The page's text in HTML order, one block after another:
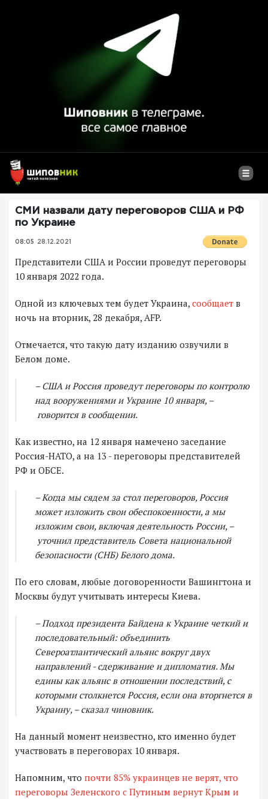
СМИ назвали дату переговоров США и РФ
по Украине
08:05 28.12.2021
Представители США и России проведут переговоры
10 января 2022 года.
Одной из ключевых тем будет Украина, сообщает в
ночь на вторник, 28 декабря, AFP.
Отмечается, что такую дату изданию озвучили в
Белом доме.
– США и Россия проведут переговоры по контролю
над вооружениями и Украине 10 января, –
говорится в сообщении.
Как известно, на 12 января намечено заседание
Россия-НАТО, а на 13 - переговоры представителей
РФ и ОБСЕ.
– Когда мы сядем за стол переговоров, Россия
может изложить свои обеспокоенности, а мы
изложим свои, включая деятельность России, –
уточнил представитель Совета национальной
безопасности (СНБ) Белого дома.
По его словам, любые договоренности Вашингтона и
Москвы будут учитывать интересы Киева.
– Подход президента Байдена к Украине четкий и
последовательный: объединить
Североатлантический альянс вокруг двух
направлений - сдерживание и дипломатия. Мы
едины как альянс в отношении последствий, с
которыми столкнется Россия, если она вторгнется в
Украину, – сказал чиновник.
На данный момент неизвестно, кто именно будет
участвовать в переговорах 10 января.
Напомним, что почти 85% украинцев не верят, что
переговоры Зеленского с Путиным вернут Крым и